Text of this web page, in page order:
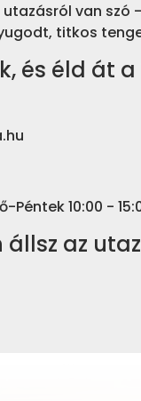
utazásról van
titkos
és éld át
Péntek 10:00 -
állsz az